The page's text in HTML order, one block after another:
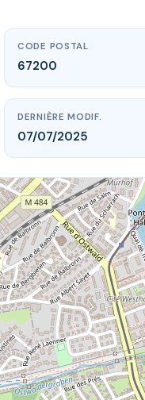
CODE POSTAL
67200
DERNIÈRE MODIF.
07/07/2025